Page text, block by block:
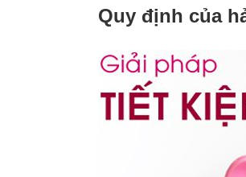
Quy định của